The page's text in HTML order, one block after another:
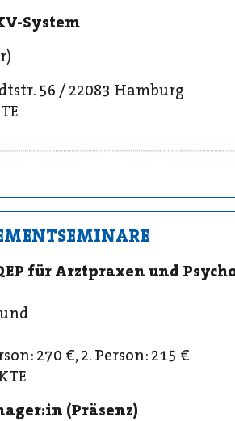
System
56 / 22083 Hamburg
für Arztpraxen und
270 €, 2. Person: 215 €
(Präsenz)